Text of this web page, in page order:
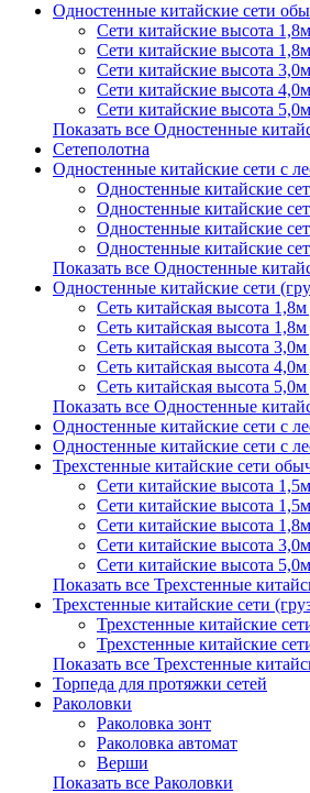
Одностенные китайские сети
Сети китайские высота
Сети китайские высота
Сети китайские высота
Сети китайские высота
Сети китайские высота
Показать все Одностенные
Сетеполотна
Одностенные китайские сети с
Одностенные китайские
Одностенные китайские
Одностенные китайские
Одностенные китайские
Показать все Одностенные
Одностенные китайские сети
Сеть китайская высота
Сеть китайская высота
Сеть китайская высота
Сеть китайская высота
Сеть китайская высота
Показать все Одностенные
Одностенные китайские сети с
Одностенные китайские сети с
Трехстенные китайские сети
Сети китайские высота
Сети китайские высота
Сети китайские высота
Сети китайские высота
Сети китайские высота
Показать все Трехстенные
Трехстенные китайские сети
Трехстенные китайские
Трехстенные китайские
Показать все Трехстенные
Торпеда для протяжки сетей
Раколовки
Раколовка зонт
Раколовка автомат
Верши
Показать все Раколовки